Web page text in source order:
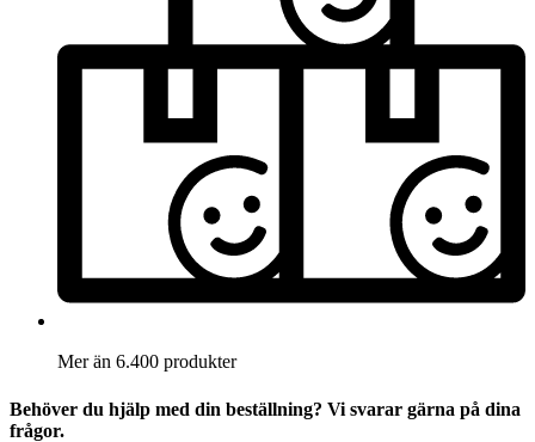
Mer än 6.400 produkter
Behöver du hjälp med din beställning? Vi svarar gärna på dina
frågor.